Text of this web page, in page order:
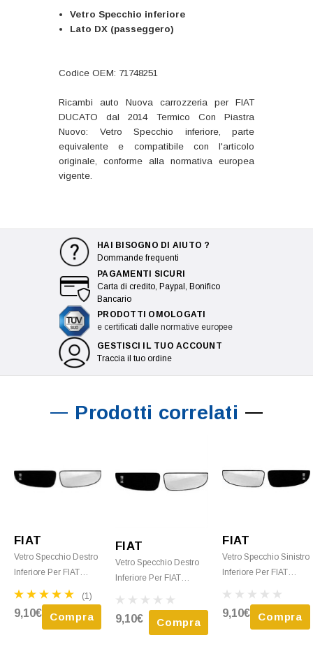
Vetro Specchio inferiore
Lato DX (passeggero)
Codice OEM: 71748251
Ricambi auto Nuova carrozzeria per FIAT
DUCATO dal 2014 Termico Con Piastra
Nuovo: Vetro Specchio inferiore, parte
equivalente e compatibile con l'articolo
originale, conforme alla normativa europea
vigente.
HAI BISOGNO DI AIUTO ?
Dommande frequenti
PAGAMENTI SICURI
Carta di credito, Paypal, Bonifico
Bancario
PRODOTTI OMOLOGATI
e certificati dalle normative europee
GESTISCI IL TUO ACCOUNT
Traccia il tuo ordine
Prodotti correlati
FIAT
Vetro Specchio Destro
Inferiore Per FIAT
2014 Termico Con
Piastra Nuovo
(1)
9,10€ Compra
FIAT
Vetro Specchio Destro
Inferiore Per FIAT
2014 Termico Con
Piastra Nuovo
9,10€ Compra
FIAT
Vetro Specchio Sinistro
Inferiore Per FIAT
Termico Con Piastra
Nuovo
9,10€ Compra